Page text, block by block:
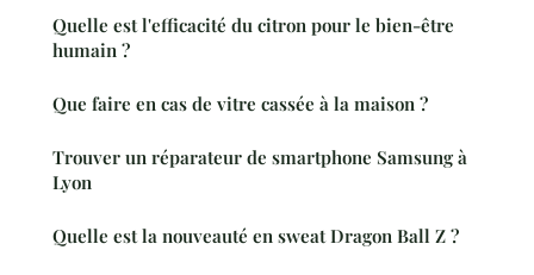
Quelle est l'efficacité du citron pour le bien-être
humain ?
Que faire en cas de vitre cassée à la maison ?
Trouver un réparateur de smartphone Samsung à
Lyon
Quelle est la nouveauté en sweat Dragon Ball Z ?